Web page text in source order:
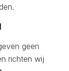
geen
richten wij